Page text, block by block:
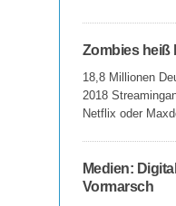
Zombies heiß
18,8 Millionen
2018
Netflix oder
Medien:
Vormarsch